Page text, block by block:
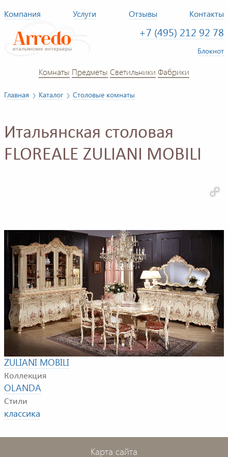
Компания Услуги Отзывы Контакты
+7 (495) 212 92 78
Блокнот
Комнаты Предметы Светильники Фабрики
Главная Каталог Столовые комнаты
Итальянская столовая
FLOREALE ZULIANI MOBILI
Пример композиции для столовой комнаты. В
композицию входят: обеденный стол, стулья, витрина,
буфет
ZULIANI MOBILI
Коллекция
OLANDA
Стили
классика
Карта сайта